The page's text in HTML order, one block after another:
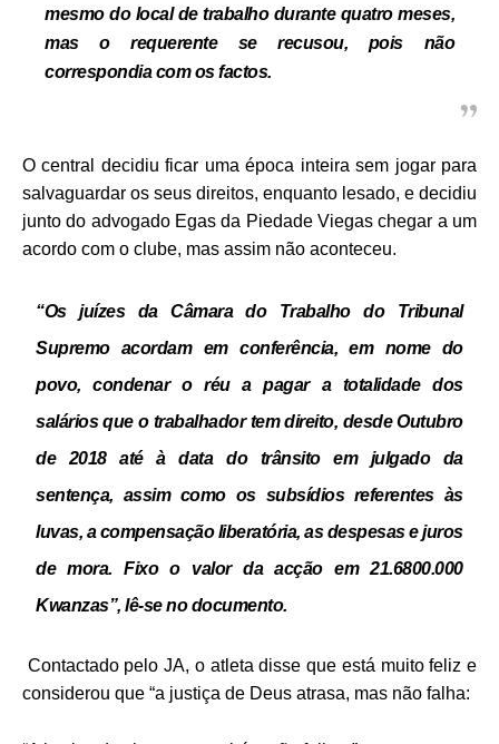
mesmo do local de trabalho durante quatro meses,
mas o requerente se recusou, pois não
correspondia com os factos.
O central decidiu ficar uma época inteira sem jogar para
salvaguardar os seus direitos, enquanto lesado, e decidiu
junto do advogado Egas da Piedade Viegas chegar a um
acordo com o clube, mas assim não aconteceu.
“Os juízes da Câmara do Trabalho do Tribunal
Supremo acordam em conferência, em nome do
povo, condenar o réu a pagar a totalidade dos
salários que o trabalhador tem direito, desde Outubro
de 2018 até à data do trânsito em julgado da
sentença, assim como os subsídios referentes às
luvas, a compensação liberatória, as despesas e juros
de mora. Fixo o valor da acção em 21.6800.000
Kwanzas”, lê-se no documento.
Contactado pelo JA, o atleta disse que está muito feliz e
considerou que “a justiça de Deus atrasa, mas não falha: